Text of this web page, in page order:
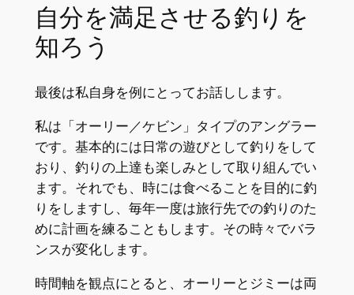
自分を満足させる釣りを
知ろう
最後は私自身を例にとってお話しします。
私は「オーリー／ケビン」タイプのアングラー
です。基本的には日常の遊びとして釣りをして
おり、釣りの上達も楽しみとして取り組んでい
ます。それでも、時には食べることを目的に釣
りをしますし、毎年一度は旅行先での釣りのた
めに計画を練ることもします。その時々でバラ
ンスが変化します。
時間軸を観点にとると、オーリーとジミーは両